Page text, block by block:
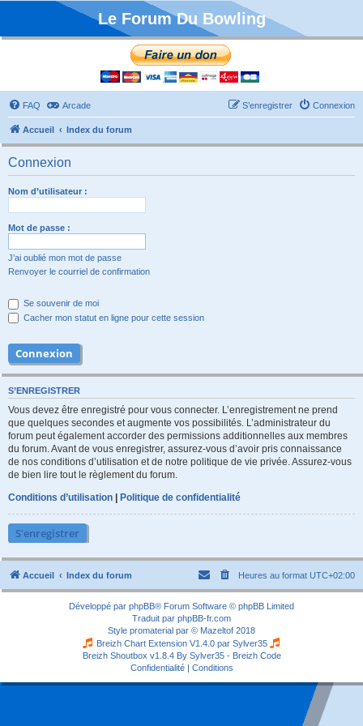
Le Forum Du Bowling
FAQ Arcade Connexion
S’enregistrer
Accueil Index du forum
Connexion
Nom d’utilisateur :
Mot de passe :
J’ai oublié mon mot de passe
Renvoyer le courriel de confirmation
Se souvenir de moi
Cacher mon statut en ligne pour cette session
S’ENREGISTRER
Vous devez être enregistré pour vous connecter. L’enregistrement ne prend
que quelques secondes et augmente vos possibilités. L’administrateur du
forum peut également accorder des permissions additionnelles aux membres
du forum. Avant de vous enregistrer, assurez-vous d’avoir pris connaissance
de nos conditions d’utilisation et de notre politique de vie privée. Assurez-vous
de bien lire tout le règlement du forum.
Conditions d’utilisation | Politique de confidentialité
S’enregistrer
Accueil Index du forum Heures au format UTC+02:00
Développé par phpBB® Forum Software © phpBB Limited
Traduit par phpBB-fr.com
Style promaterial par © Mazeltof 2018
Breizh Chart Extension V1.4.0 par Sylver35
Breizh Shoutbox v1.8.4 By Sylver35 - Breizh Code
Confidentialité| Conditions